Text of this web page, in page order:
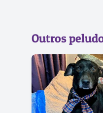
Outros